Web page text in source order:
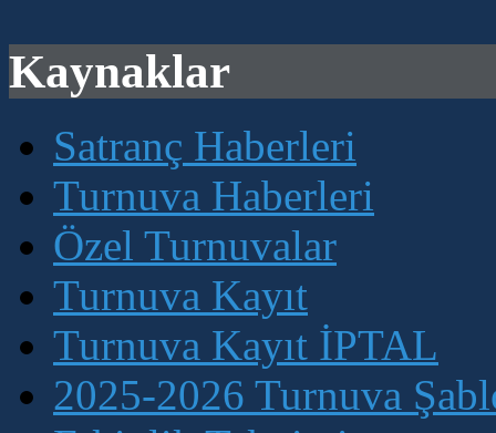
Kaynaklar
Satranç Haberleri
Turnuva Haberleri
Özel Turnuvalar
Turnuva Kayıt
Turnuva Kayıt İPTAL
2025-2026 Turnuva